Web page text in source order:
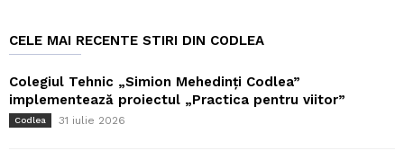
CELE MAI RECENTE STIRI DIN CODLEA
Colegiul Tehnic „Simion Mehedinți Codlea”
implementează proiectul „Practica pentru viitor”
Codlea 31 iulie 2026